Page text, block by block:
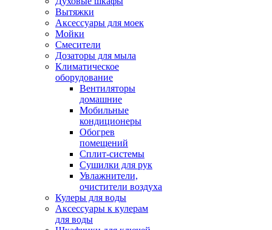
Вытяжки
Аксессуары для моек
Мойки
Смесители
Дозаторы для мыла
Климатическое
оборудование
Вентиляторы
домашние
Мобильные
кондиционеры
Обогрев
помещений
Сплит-системы
Сушилки для рук
Увлажнители,
очистители воздуха
Кулеры для воды
Аксессуары к кулерам
для воды